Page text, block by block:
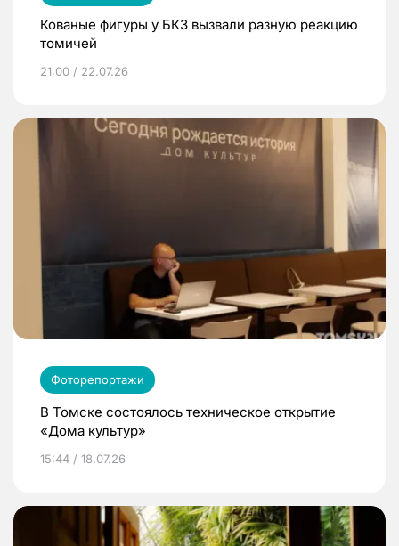
Кованые фигуры у БКЗ вызвали разную реакцию
томичей
21:00 / 22.07.26
Фоторепортажи
В Томске состоялось техническое открытие
«Дома культур»
15:44 / 18.07.26